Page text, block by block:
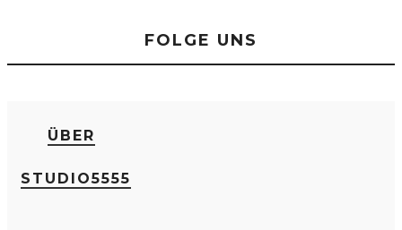
FOLGE UNS
ÜBER
STUDIO5555